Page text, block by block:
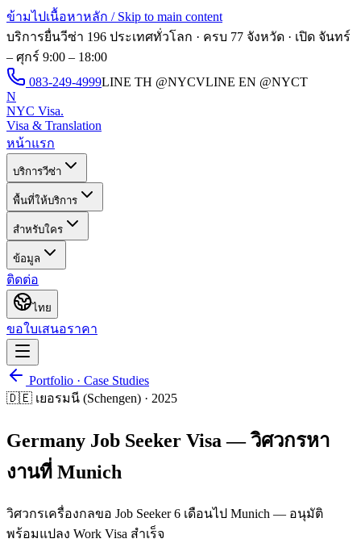
ข้ามไปเนื้อหาหลัก / Skip to main content
บริการยื่นวีซ่า 196 ประเทศทั่วโลก · ครบ 77 จังหวัด · เปิด จันทร์
– ศุกร์ 9:00 – 18:00
083-249-4999LINE TH @NYCVLINE EN @NYCT
N
NYC Visa.
Visa & Translation
หน้าแรก
บริการวีซ่า
พื้นที่ให้บริการ
สำหรับใคร
ข้อมูล
ติดต่อ
ไทย
ขอใบเสนอราคา
Portfolio · Case Studies
🇩🇪 เยอรมนี (Schengen) · 2025
Germany Job Seeker Visa — วิศวกรหา
งานที่ Munich
วิศวกรเครื่องกลขอ Job Seeker 6 เดือนไป Munich — อนุมัติ
พร้อมแปลง Work Visa สำเร็จ